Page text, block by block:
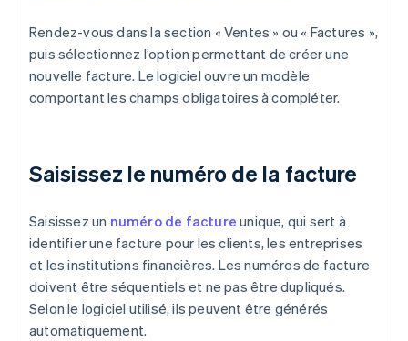
Rendez-vous dans la section « Ventes » ou « Factures »,
puis sélectionnez l’option permettant de créer une
nouvelle facture. Le logiciel ouvre un modèle
comportant les champs obligatoires à compléter.
Saisissez le numéro de la facture
Saisissez un numéro de facture unique, qui sert à
identifier une facture pour les clients, les entreprises
et les institutions financières. Les numéros de facture
doivent être séquentiels et ne pas être dupliqués.
Selon le logiciel utilisé, ils peuvent être générés
automatiquement.